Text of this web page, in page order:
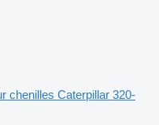
chenilles Caterpillar 320-